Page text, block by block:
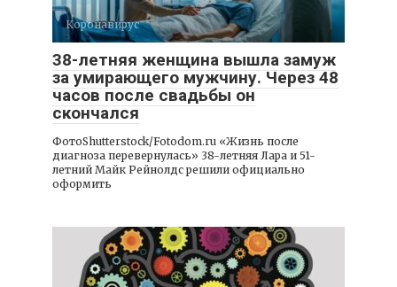
Коронавирус
38-летняя женщина вышла замуж
за умирающего мужчину. Через 48
часов после свадьбы он
скончался
ФотоShutterstock/Fotodom.ru «Жизнь после
диагноза перевернулась» 38-летняя Лара и 51-
летний Майк Рейнолдс решили официально
оформить